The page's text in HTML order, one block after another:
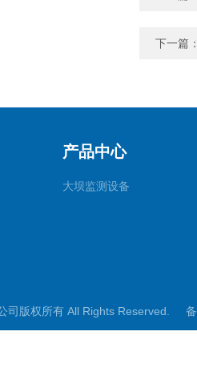
下一篇
产品中心
大坝监测设备
司版权所有 All Rights Reserved.